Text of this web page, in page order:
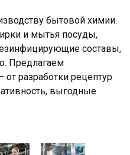
бытовой химии.
и мытья посуды,
составы,
Предлагаем
от разработки рецептур
выгодные